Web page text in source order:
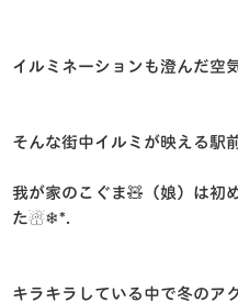
イルミネーションも澄んだ空
そんな街中イルミが映える駅
我が家のこぐま🧸（娘）は初
た☃️❄︎*.
キラキラしている中で冬のア